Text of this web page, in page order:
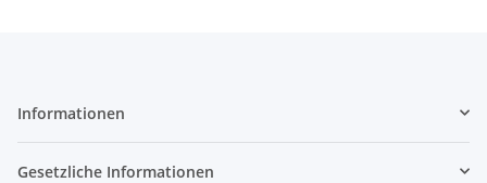
Informationen
Gesetzliche Informationen